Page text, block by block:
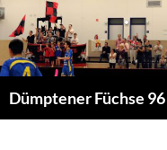
Dümptener Füchse 96